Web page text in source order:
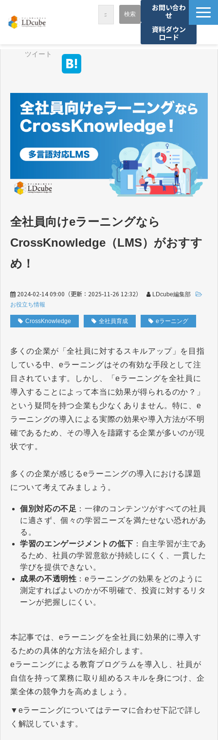
お問い合わ
せ
資料ダウン
ロード
LDcubeが選ばれる理由
事例紹介
セミナー・講座
資料ダウンロード
パートナー募集
ツイート
全社員向けeラーニングなら
CrossKnowledge（LMS）がおすす
め！
2024-02-14 09:00 （更新： 2025-11-26 12:32）
LDcube編集部
お役立ち情報
CrossKnowledge 全社員育成 eラーニング
多くの企業が「全社員に対するスキルアップ」を目指
している中、eラーニングはその有効な手段として注
目されています。しかし、「eラーニングを全社員に
導入することによって本当に効果が得られるのか？」
という疑問を持つ企業も少なくありません。特に、e
ラーニングの導入による実際の効果や導入方法が不明
確であるため、その導入を躊躇する企業が多いのが現
状です。
多くの企業が感じるeラーニングの導入における課題
について考えてみましょう。
個別対応の不足 ：一律のコンテンツがすべての社員
に適さず、個々の学習ニーズを満たせない恐れがあ
る。
学習のエンゲージメントの低下 ：自主学習が主であ
るため、社員の学習意欲が持続しにくく、一貫した
学びを提供できない。
成果の不透明性 ：eラーニングの効果をどのように
測定すればよいのかが不明確で、投資に対するリタ
ーンが把握しにくい。
本記事では、eラーニングを全社員に効果的に導入す
るための具体的な方法を紹介します。
eラーニングによる教育プログラムを導入し、社員が
自信を持って業務に取り組めるスキルを身につけ、企
業全体の競争力を高めましょう。
▼eラーニングについてはテーマに合わせ下記で詳し
く解説しています。